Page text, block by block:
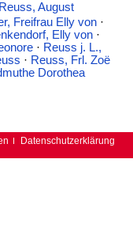
Reuss, August
Freifrau Elly von·
Elly von·
· Reuss j. L.,
· Reuss, Frl. Zoë
Dorothea
Datenschutzerklärung